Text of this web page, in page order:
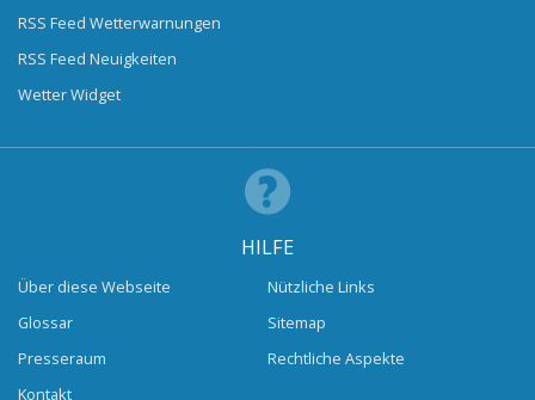
RSS Feed Wetterwarnungen
RSS Feed Neuigkeiten
Wetter Widget
HILFE
Über diese Webseite
Glossar
Presseraum
Kontakt
Nützliche Links
Sitemap
Rechtliche Aspekte